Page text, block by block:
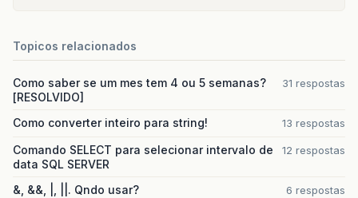
Topicos relacionados
Como saber se um mes tem 4 ou 5 semanas?
[RESOLVIDO]
31 respostas
Como converter inteiro para string! 13 respostas
Comando SELECT para selecionar intervalo de
data SQL SERVER
12 respostas
&, &&, |, ||. Qndo usar? 6 respostas